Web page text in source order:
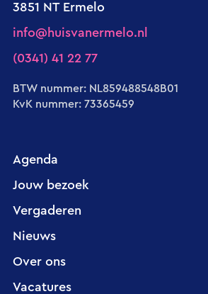
3851 NT Ermelo
info@huisvanermelo.nl
(0341) 41 22 77
BTW nummer: NL859488548B01
KvK nummer: 73365459
Agenda
Jouw bezoek
Vergaderen
Nieuws
Over ons
Vacatures